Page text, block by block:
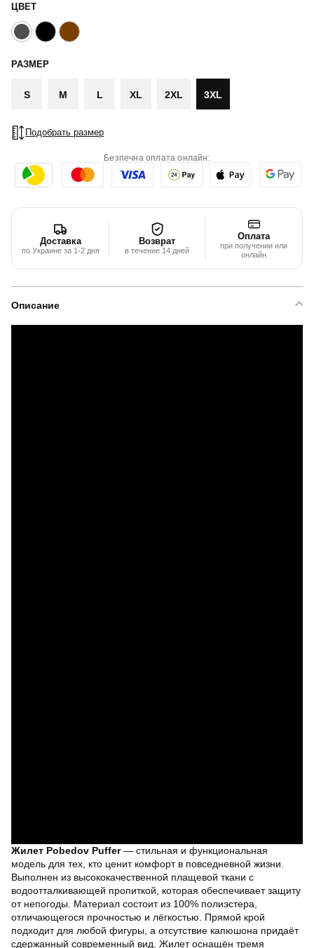
ЦВЕТ
РАЗМЕР
S M L XL 2XL 3XL
Подобрать размер
Безпечна оплата онлайн:
Доставка
по Украине за 1-2 дня
Возврат
в течение 14 дней
Оплата
при получении или
онлайн
Описание
Жилет Pobedov Puffer— стильная и функциональная
модель для тех, кто ценит комфорт в повседневной жизни.
Выполнен из высококачественной плащевой ткани с
водоотталкивающей пропиткой, которая обеспечивает защиту
от непогоды. Материал состоит из 100% полиэстера,
отличающегося прочностью и лёгкостью. Прямой крой
подходит для любой фигуры, а отсутствие капюшона придаёт
сдержанный современный вид. Жилет оснащён тремя